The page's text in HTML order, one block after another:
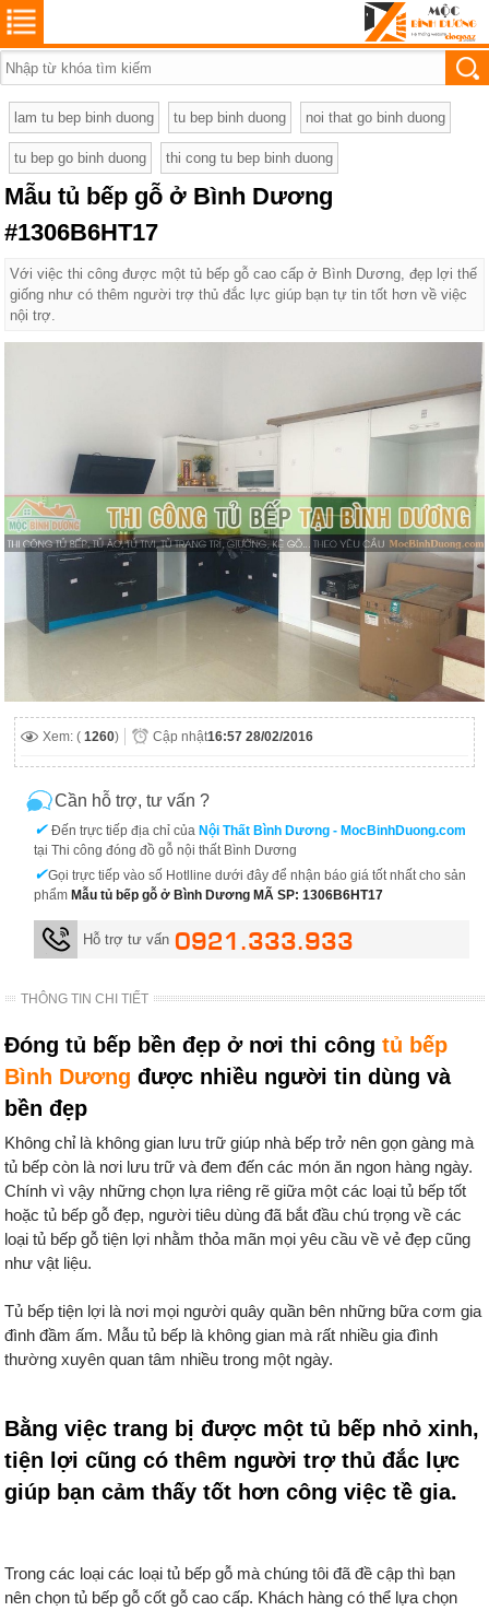
lam tu bep binh duong tu bep binh duong noi that go binh duong
tu bep go binh duong thi cong tu bep binh duong
Mẫu tủ bếp gỗ ở Bình Dương
#1306B6HT17
Với việc thi công được một tủ bếp gỗ cao cấp ở Bình Dương, đẹp lợi thế
giống như có thêm người trợ thủ đắc lực giúp bạn tự tin tốt hơn về việc
nội trợ.
Xem: ( 1260) Cập nhật16:57 28/02/2016
Cần hỗ trợ, tư vấn ?
✔Đến trực tiếp địa chỉ của Nội Thất Bình Dương - MocBinhDuong.com
tại Thi công đóng đồ gỗ nội thất Bình Dương
✔Gọi trực tiếp vào số Hotlline dưới đây để nhận báo giá tốt nhất cho sản
phẩm Mẫu tủ bếp gỗ ở Bình Dương MÃ SP: 1306B6HT17
Hỗ trợ tư vấn 0921.333.933
THÔNG TIN CHI TIẾT
Đóng tủ bếp bền đẹp ở nơi thi côngtủ bếp
Bình Dương được nhiều người tin dùng và
bền đẹp
Không chỉ là không gian lưu trữ giúp nhà bếp trở nên gọn gàng mà
tủ bếp còn là nơi lưu trữ và đem đến các món ăn ngon hàng ngày.
Chính vì vậy những chọn lựa riêng rẽ giữa một các loại tủ bếp tốt
hoặc tủ bếp gỗ đẹp, người tiêu dùng đã bắt đầu chú trọng về các
loại tủ bếp gỗ tiện lợi nhằm thỏa mãn mọi yêu cầu về vẻ đẹp cũng
như vật liệu.
Tủ bếp tiện lợi là nơi mọi người quây quần bên những bữa cơm gia
đình đầm ấm. Mẫu tủ bếp là không gian mà rất nhiều gia đình
thường xuyên quan tâm nhiều trong một ngày.
Bằng việc trang bị được một tủ bếp nhỏ xinh,
tiện lợi cũng có thêm người trợ thủ đắc lực
giúp bạn cảm thấy tốt hơn công việc tề gia.
Trong các loại các loại tủ bếp gỗ mà chúng tôi đã đề cập thì bạn
nên chọn tủ bếp gỗ cốt gỗ cao cấp. Khách hàng có thể lựa chọn